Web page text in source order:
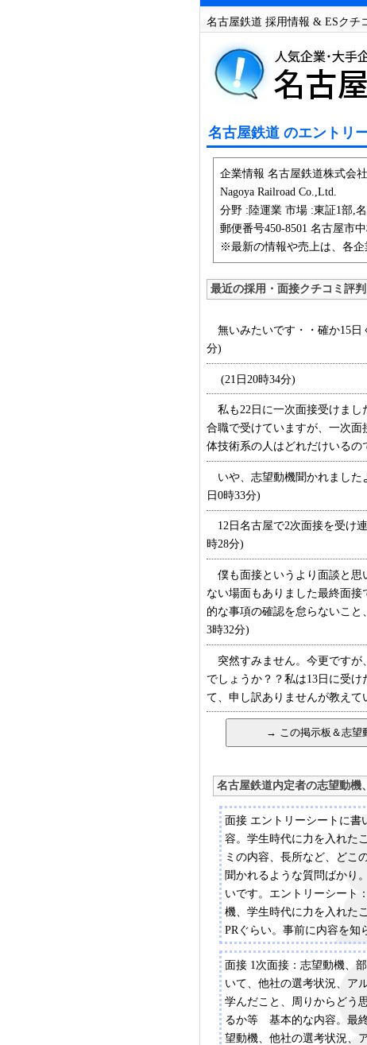
名古屋鉄道 採用情報 & ESクチ
名古屋鉄道 のエントリ
企業情報 名古屋鉄道株式会
Nagoya Railroad Co.,Ltd.
分野 :陸運業 市場 :東証1部,
郵便番号450-8501 名古屋市
※最新の情報や売上は、各
最近の採用・面接クチコミ評判
無いみたいです・・確か15日
分)
(21日20時34分)
私も22日に一次面接受けまし
合職で受けていますが、一次
体技術系の人はどれだけいるの
いや、志望動機聞かれました
日0時33分)
12日名古屋で2次面接を受け
時28分)
僕も面接というより面談と思
ない場面もありました最終面
的な事項の確認を怠らないこ
3時32分)
突然すみません。今更ですが
でしょうか？？私は13日に受
て、申し訳ありませんが教えて
名古屋鉄道内定者の志望動機
面接 エントリーシートに書
容。学生時代に力を入れた
ミの内容、長所など、どこ
聞かれるような質問ばかり
いです。エントリーシート
機、学生時代に力を入れた
PRぐらい。事前に内容を知
て、説明会当日に記入する
た。
面接 1次面接：志望動機、
いて、他社の選考状況、ア
学んだこと、周りからどう
るか等 基本的な内容。最
望動機、他社の選考状況、